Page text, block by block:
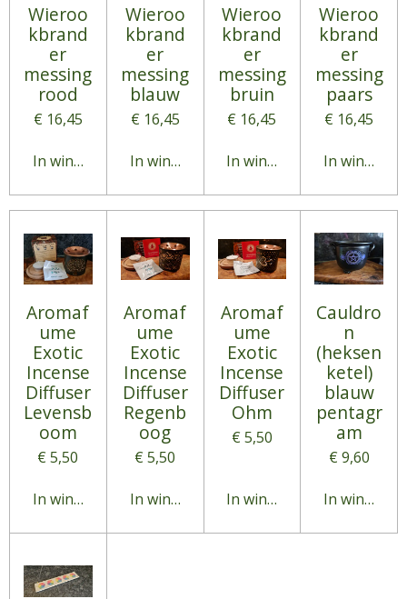
Wieroo
kbrand
er
messing
rood
€ 16,45
In winkelwagen
Wieroo
kbrand
er
messing
blauw
€ 16,45
In winkelwagen
Wieroo
kbrand
er
messing
bruin
€ 16,45
In winkelwagen
Wieroo
kbrand
er
messing
paars
€ 16,45
In
Aromaf
ume
Exotic
Incense
Diffuser
Levensb
oom
€ 5,50
In winkelwagen
Aromaf
ume
Exotic
Incense
Diffuser
Regenb
oog
€ 5,50
In winkelwagen
Aromaf
ume
Exotic
Incense
Diffuser
Ohm
€ 5,50
In winkelwagen
Cauldro
n
(heksen
ketel)
blauw
pentagr
am
€ 9,60
In